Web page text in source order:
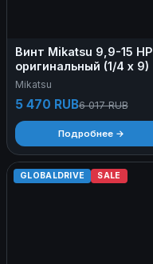
Винт Mikatsu 9,9-15 HP
оригинальный (1/4 х 9)
Mikatsu
5 470 RUB6 017 RUB
Подробнее →
GLOBALDRIVE SALE